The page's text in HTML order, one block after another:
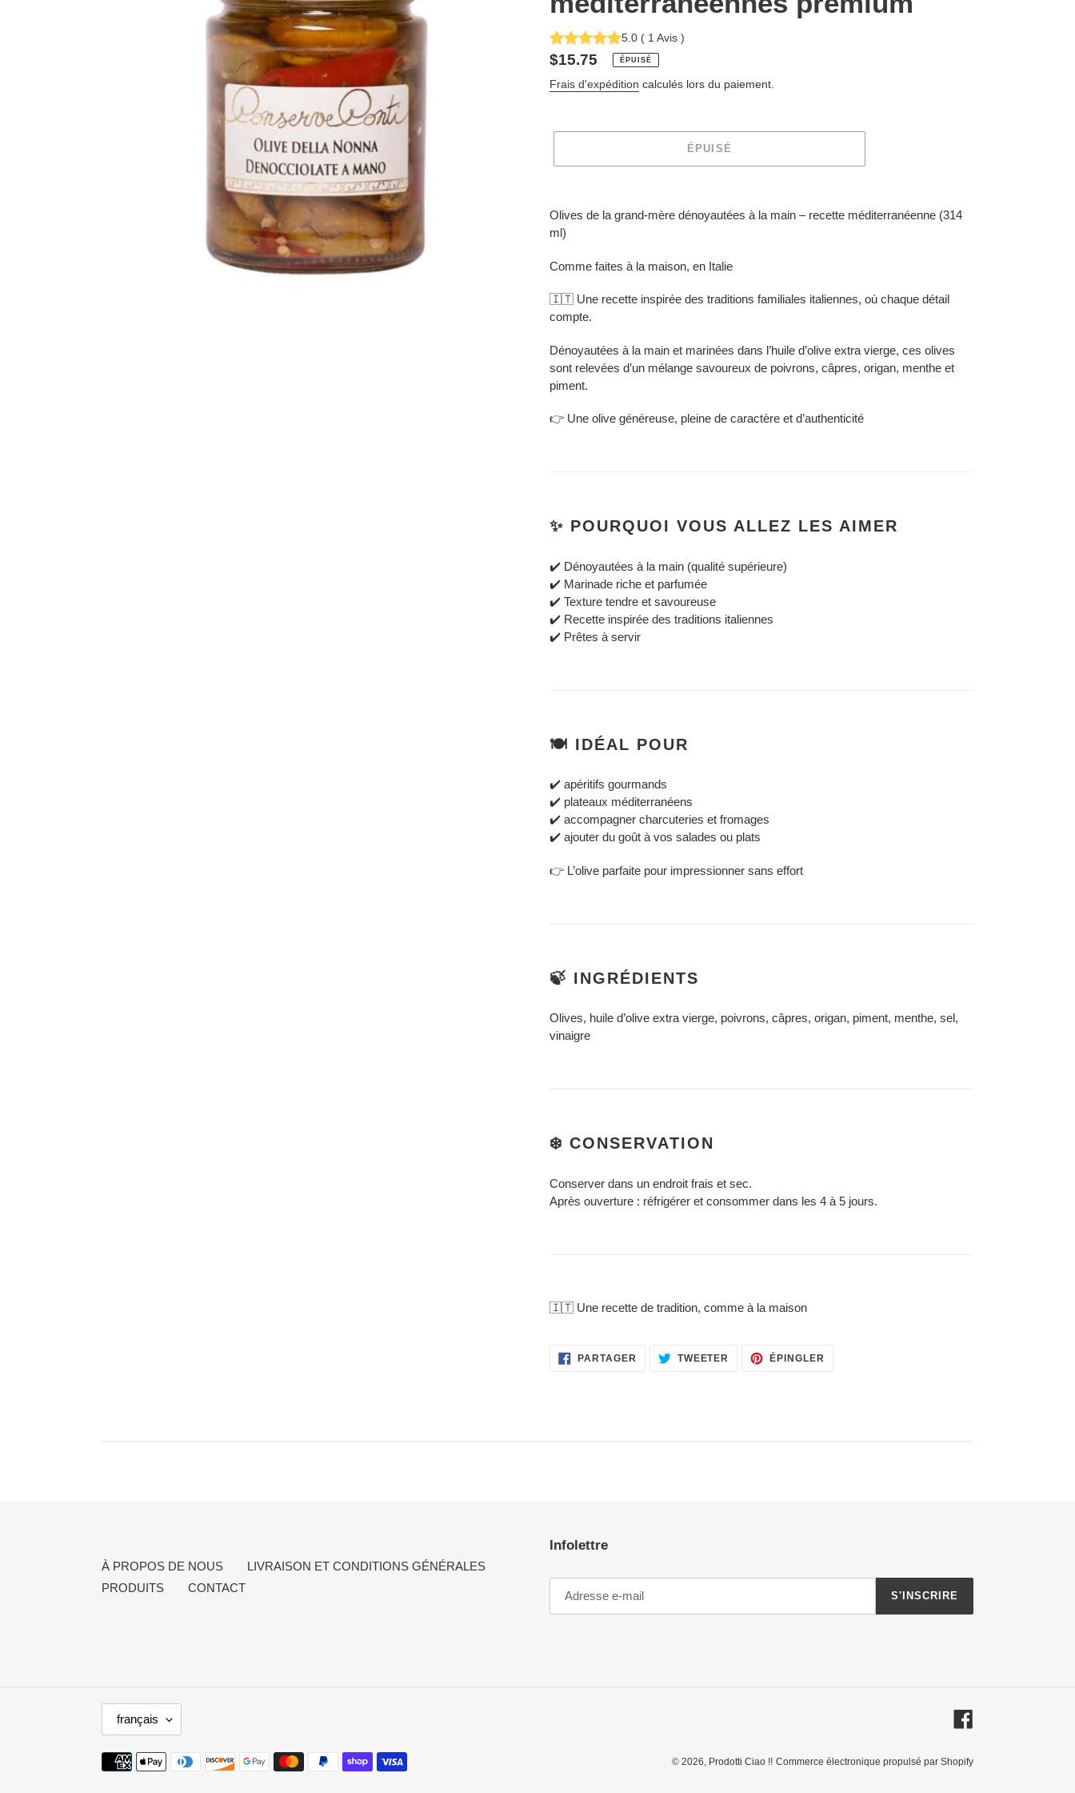
5.0 ( 1 Avis )
Prix
normal
$15.75 ÉPUISÉ
Frais d'expédition calculés lors du paiement.
ÉPUISÉ
d'un
produit
votre
Olives de la grand-mère dénoyautées à la main – recette méditerranéenne (314
ml)
Comme faites à la maison, en Italie
🇮🇹 Une recette inspirée des traditions familiales italiennes, où chaque détail
compte.
Dénoyautées à la main et marinées dans l’huile d’olive extra vierge, ces olives
sont relevées d’un mélange savoureux de poivrons, câpres, origan, menthe et
piment.
👉 Une olive généreuse, pleine de caractère et d’authenticité
✨ POURQUOI VOUS ALLEZ LES AIMER
✔️ Dénoyautées à la main (qualité supérieure)
✔️ Marinade riche et parfumée
✔️ Texture tendre et savoureuse
✔️ Recette inspirée des traditions italiennes
✔️ Prêtes à servir
🍽️ IDÉAL POUR
✔️ apéritifs gourmands
✔️ plateaux méditerranéens
✔️ accompagner charcuteries et fromages
✔️ ajouter du goût à vos salades ou plats
👉 L’olive parfaite pour impressionner sans effort
🍃 INGRÉDIENTS
Olives, huile d’olive extra vierge, poivrons, câpres, origan, piment, menthe, sel,
vinaigre
❄️ CONSERVATION
Conserver dans un endroit frais et sec.
Après ouverture : réfrigérer et consommer dans les 4 à 5 jours.
🇮🇹 Une recette de tradition, comme à la maison
PARTAGER PARTAGER
SUR
TWEETER TWEETER
SUR
ÉPINGLER
À PROPOS DE NOUS
LIVRAISON ET CONDITIONS GÉNÉRALES
PRODUITS
CONTACT
Infolettre
S'INSCRIRE
A
N
G
français
Moyens
© 2026, Prodotti Ciao !! Commerce électronique propulsé par Shopify